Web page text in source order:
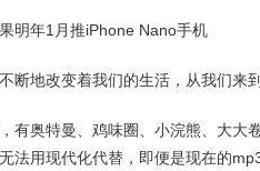
明年1月推iPhone Nano手机
断地改变着我们的生活，从我们来
有奥特曼、鸡味圈、小浣熊、大大
法用现代化代替，即便是现在的